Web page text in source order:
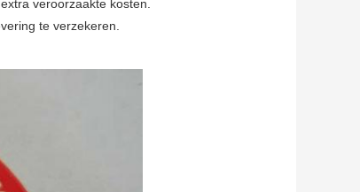
veroorzaakte kosten.
te verzekeren.